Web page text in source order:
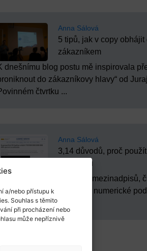
a/nebo přístupu k
Souhlas s těmito
při procházení nebo
může nepříznivě
Anna Sálová
5 tipů, jak v copy obhájit
zákazníkem
dnešnímu blog postu mě inspirovala
do zákazníkovy hlavy“ od
čtvrtku ...
Anna Sálová
3,14 důvodů, proč
v nadpisu
Čísla do nadpisů, čísla do mezinadpisů,
čísla v textu v numerické
kos...